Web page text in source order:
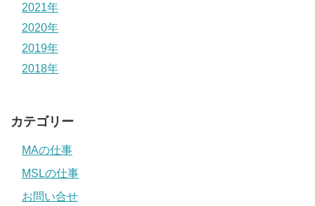
2021年
2020年
2019年
2018年
カテゴリー
MAの仕事
MSLの仕事
お問い合せ